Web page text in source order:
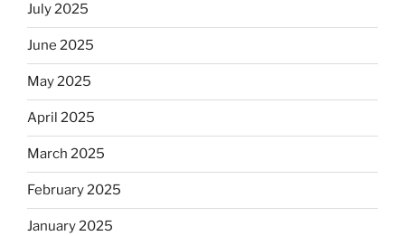
July 2025
June 2025
May 2025
April 2025
March 2025
February 2025
January 2025